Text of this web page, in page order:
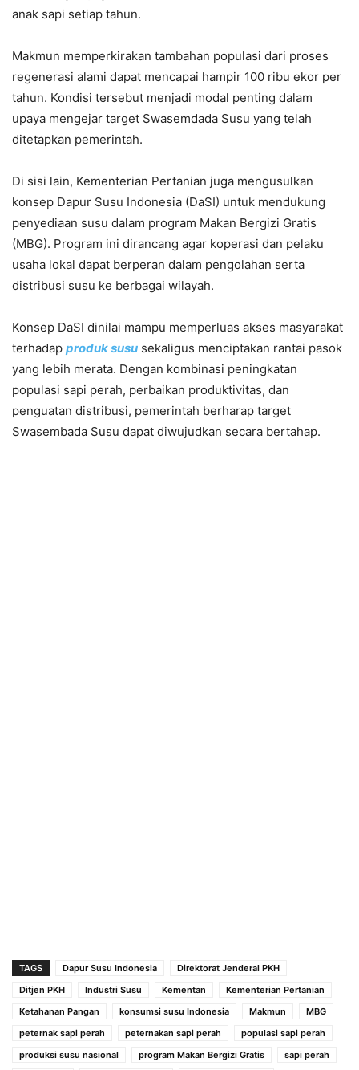
anak sapi setiap tahun.
Makmun memperkirakan tambahan populasi dari proses
regenerasi alami dapat mencapai hampir 100 ribu ekor per
tahun. Kondisi tersebut menjadi modal penting dalam
upaya mengejar target Swasemdada Susu yang telah
ditetapkan pemerintah.
Di sisi lain, Kementerian Pertanian juga mengusulkan
konsep Dapur Susu Indonesia (DaSI) untuk mendukung
penyediaan susu dalam program Makan Bergizi Gratis
(MBG). Program ini dirancang agar koperasi dan pelaku
usaha lokal dapat berperan dalam pengolahan serta
distribusi susu ke berbagai wilayah.
Konsep DaSI dinilai mampu memperluas akses masyarakat
terhadap produk susu sekaligus menciptakan rantai pasok
yang lebih merata. Dengan kombinasi peningkatan
populasi sapi perah, perbaikan produktivitas, dan
penguatan distribusi, pemerintah berharap target
Swasembada Susu dapat diwujudkan secara bertahap.
TAGS Dapur Susu Indonesia
Direktorat Jenderal PKH
Ditjen PKH
Industri Susu Kementan
Kementerian Pertanian
Ketahanan Pangan
konsumsi susu Indonesia Makmun
MBG
peternak sapi perah
peternakan sapi perah
populasi sapi perah
produksi susu nasional
program Makan Bergizi Gratis
sapi perah